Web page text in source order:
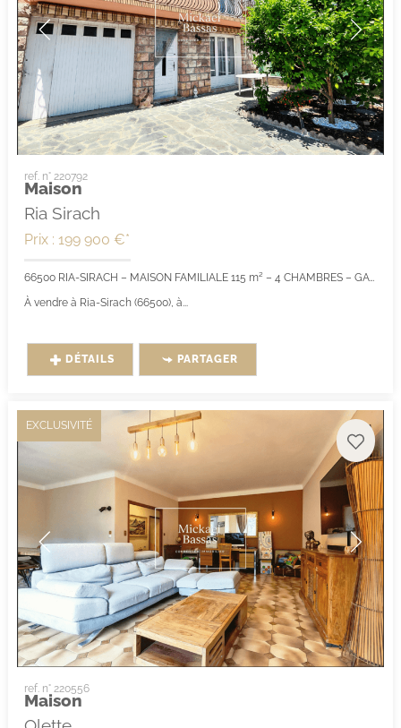
ref. n° 220792
Maison
Ria Sirach
Prix : 199 900 €*
66500 RIA-SIRACH – MAISON FAMILIALE 115 m² – 4 CHAMBRES – GARAGE – JARDIN – COMBLES ET SOUS-SOL – PROCHE PRADES
À vendre à Ria-Sirach (66500), à...
DÉTAILS PARTAGER
EXCLUSIVITÉ
ref. n° 220556
Maison